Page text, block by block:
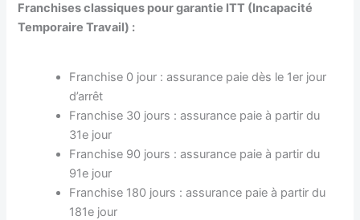
Franchises classiques pour garantie ITT (Incapacité
Temporaire Travail) :
Franchise 0 jour : assurance paie dès le 1er jour
d’arrêt
Franchise 30 jours : assurance paie à partir du
31e jour
Franchise 90 jours : assurance paie à partir du
91e jour
Franchise 180 jours : assurance paie à partir du
181e jour